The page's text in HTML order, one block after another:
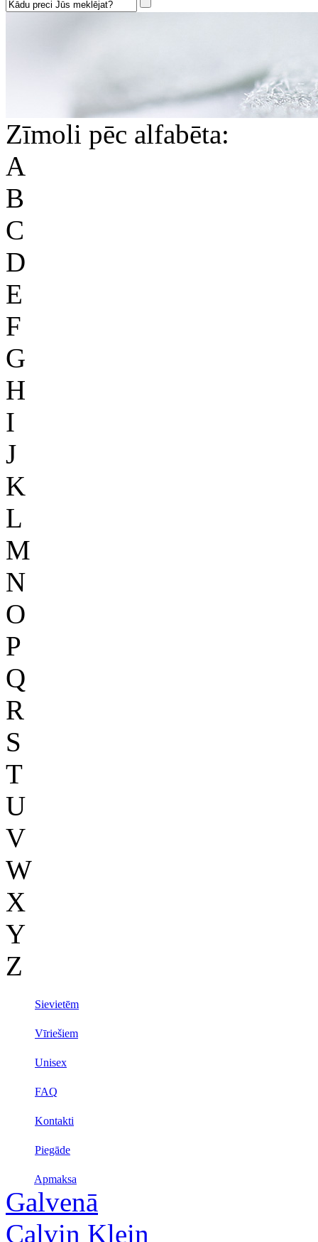
Zīmoli pēc alfabēta:
A
B
C
D
E
F
G
H
I
J
K
L
M
N
O
P
Q
R
S
T
U
V
W
X
Y
Z
Sievietēm
Vīriešiem
Unisex
FAQ
Kontakti
Piegāde
Apmaksa
Galvenā
Calvin Klein